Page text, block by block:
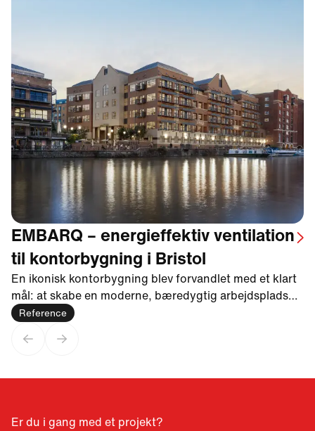
EMBARQ – energieffektiv ventilation
til kontorbygning i Bristol
En ikonisk kontorbygning blev forvandlet med et klart
mål: at skabe en moderne, bæredygtig arbejdsplads
med høj komfort og minimal miljøpåvirkning – og
og NABERS 4 stjerner. Vi gjorde dette muligt ved at
reversible varmepumper.
Reference
Previous slide
Next slide
Er du i gang med et projekt?